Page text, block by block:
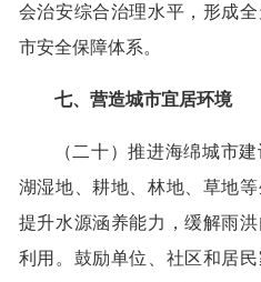
会治安综合治理水平，形成
市安全保障体系。
七、营造城市宜居环境
（二十）推进海绵城市
湖湿地、耕地、林地、草地
提升水源涵养能力，缓解雨
利用。鼓励单位、社区和居